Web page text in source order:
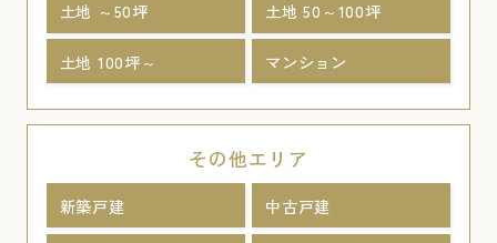
土地 ～50坪 土地 50～100坪
土地 100坪～ マンション
その他エリア
新築戸建 中古戸建